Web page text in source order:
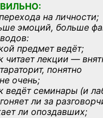
на личности;
эмоций, больше
предмет ведёт;
читает лекции —
понятно
очень;
ведёт семинары (и
ли за
ли опоздавших;